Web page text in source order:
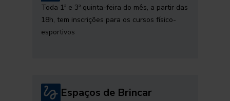
Toda 1ª e 3ª quinta-feira do mês, a partir das
18h, tem inscrições para os cursos físico-
esportivos
Espaços de Brincar